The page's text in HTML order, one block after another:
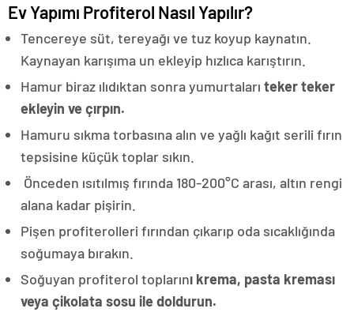
Ev Yapımı Profiterol Nasıl Yapılır?
Tencereye süt, tereyağı ve tuz koyup kaynatın.
Kaynayan karışıma un ekleyip hızlıca karıştırın.
Hamur biraz ılıdıktan sonra yumurtaları teker teker
ekleyin ve çırpın.
Hamuru sıkma torbasına alın ve yağlı kağıt serili fırın
tepsisine küçük toplar sıkın.
Önceden ısıtılmış fırında 180-200°C arası, altın rengi
alana kadar pişirin.
Pişen profiterolleri fırından çıkarıp oda sıcaklığında
soğumaya bırakın.
Soğuyan profiterol toplarını krema, pasta kreması
veya çikolata sosu ile doldurun.